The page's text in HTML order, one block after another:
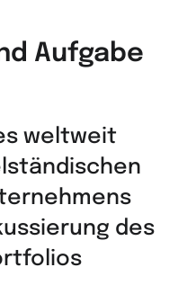
Aufgabe
weltweit
des